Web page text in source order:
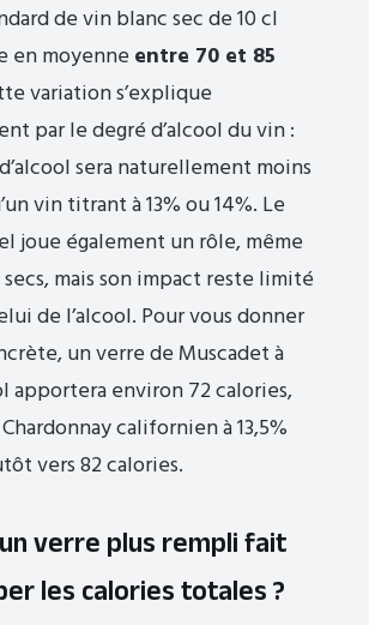
de vin blanc sec de 10 cl
en moyenne entre 70 et 85
variation s’explique
par le degré d’alcool du vin :
sera naturellement moins
vin titrant à 13% ou 14%. Le
joue également un rôle, même
mais son impact reste limité
de l’alcool. Pour vous donner
un verre de Muscadet à
apportera environ 72 calories,
californien à 13,5%
vers 82 calories.
verre plus rempli fait
les calories totales ?